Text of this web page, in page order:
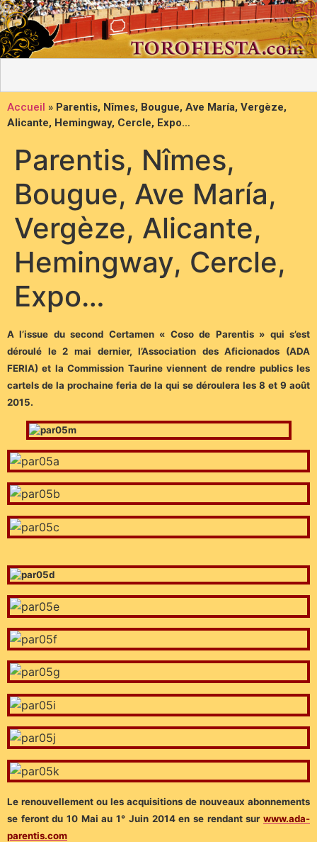
Accueil » Parentis, Nîmes, Bougue, Ave María, Vergèze,
Alicante, Hemingway, Cercle, Expo…
Parentis, Nîmes,
Bougue, Ave María,
Vergèze, Alicante,
Hemingway, Cercle,
Expo…
A l’issue du second Certamen « Coso de Parentis » qui s’est
déroulé le 2 mai dernier, l’Association des Aficionados (ADA
FERIA) et la Commission Taurine viennent de rendre publics les
cartels de la prochaine feria de la qui se déroulera les 8 et 9 août
2015.
Le renouvellement ou les acquisitions de nouveaux abonnements
se feront du 10 Mai au 1° Juin 2014 en se rendant sur www.ada-
parentis.com